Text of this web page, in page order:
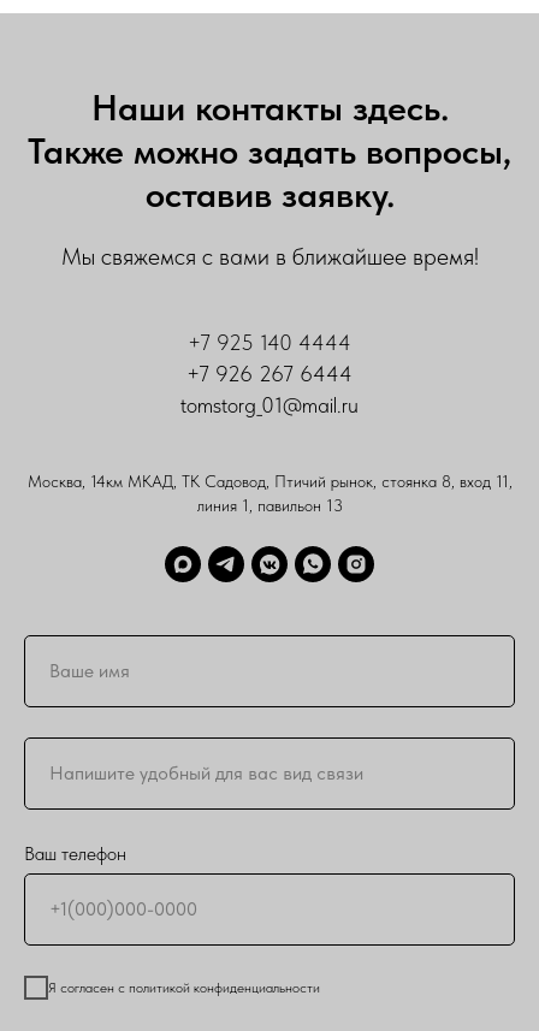
Наши контакты здесь.
Также можно задать вопросы,
оставив заявку.
Мы свяжемся с вами в ближайшее время!
+7 925 140 4444
+7 926 267 6444
tomstorg_01@mail.ru
Москва, 14км МКАД, ТК Садовод, Птичий рынок, стоянка 8, вход 11,
линия 1, павильон 13
Ваш телефон
Я согласен с политикой конфиденциальности